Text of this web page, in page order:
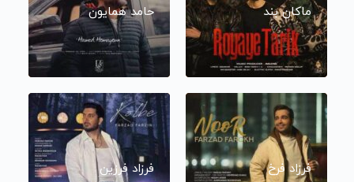
ماکان بند حامد همایون
فرزاد فرخ فرزاد فرزین